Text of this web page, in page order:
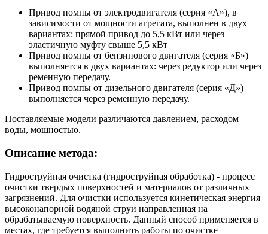
Привод помпы от электродвигателя (серия «А»), в
зависимости от мощности агрегата, выполнен в двух
вариантах: прямой привод до 5,5 кВт или через
эластичную муфту свыше 5,5 кВт
Привод помпы от бензинового двигателя (серия «Б»)
выполняется в двух вариантах: через редуктор или через
ременную передачу.
Привод помпы от дизельного двигателя (серия «Д»)
выполняется через ременную передачу.
Поставляемые модели различаются давлением, расходом
воды, мощностью.
Описание метода:
Гидроструйная очистка (гидроструйная обработка) - процесс
очистки твердых поверхностей и материалов от различных
загрязнений. Для очистки используется кинетическая энергия
высоконапорной водяной струи направленная на
обрабатываемую поверхность. Данный способ применяется в
местах, где требуется выполнить работы по очистке